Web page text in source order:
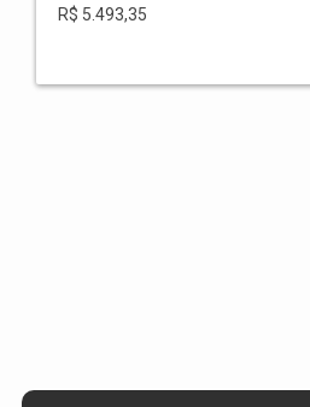
R$ 5.493,35